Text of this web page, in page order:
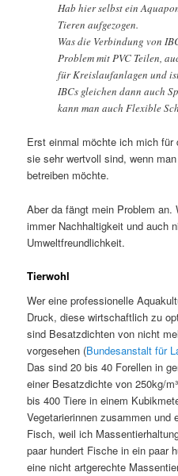
Hab hier selbst ein
Tieren aufgezogen.
Was die Verbindung von
Problem mit PVC Teilen,
für Kreislaufanlagen und
IBCs gleichen dann auch
kann man auch Flexible
Erst einmal möchte ich mich für
sie sehr wertvoll sind, wenn
betreiben möchte.
Aber da fängt mein Problem
immer Nachhaltigkeit und auch
Umweltfreundlichkeit.
Tierwohl
Wer eine professionelle
Druck, diese wirtschaftlich zu
sind Besatzdichten von nicht
vorgesehen (Bundesanstalt für
Das sind 20 bis 40 Forellen in
einer Besatzdichte von 250kg/
bis 400 Tiere in einem
Vegetarierinnen zusammen
Fisch, weil ich
paar hundert Fische in ein paar
eine nicht artgerechte